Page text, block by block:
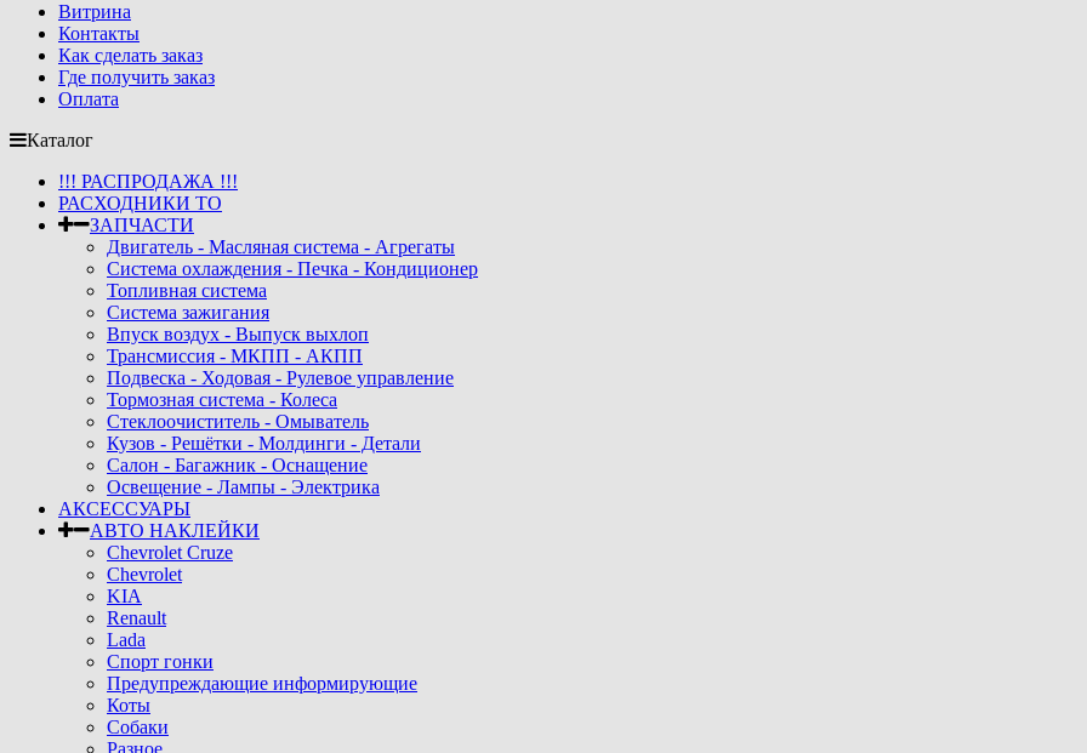
Витрина
Контакты
Как сделать заказ
Где получить заказ
Оплата
Каталог
!!! РАСПРОДАЖА !!!
РАСХОДНИКИ ТО
ЗАПЧАСТИ
Двигатель - Масляная система - Агрегаты
Система охлаждения - Печка - Кондиционер
Топливная система
Система зажигания
Впуск воздух - Выпуск выхлоп
Трансмиссия - МКПП - АКПП
Подвеска - Ходовая - Рулевое управление
Тормозная система - Колеса
Стеклоочиститель - Омыватель
Кузов - Решётки - Молдинги - Детали
Салон - Багажник - Оснащение
Освещение - Лампы - Электрика
АКСЕССУАРЫ
АВТО НАКЛЕЙКИ
Chevrolet Cruze
Chevrolet
KIA
Renault
Lada
Спорт гонки
Предупреждающие информирующие
Коты
Собаки
Разное